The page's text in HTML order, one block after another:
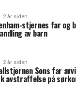
2 år siden
stjernes far og
av barn
2 år siden
Sons far
avstraffelse på